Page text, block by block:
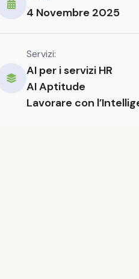
4 Novembre 2025
Servizi:
AI per i servizi HR
AI Aptitude
Lavorare con